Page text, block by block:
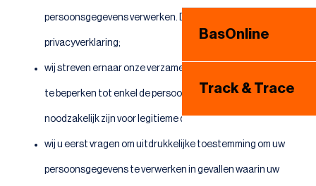
Internationaal
BasOnline
Track & Trace
persoonsgegevens verwerken. Dat doen wij via deze
privacyverklaring;
wij streven ernaar onze verzameling van persoonsgegevens
te beperken tot enkel de persoonsgegevens die
noodzakelijk zijn voor legitieme doeleinden;
wij u eerst vragen om uitdrukkelijke toestemming om uw
persoonsgegevens te verwerken in gevallen waarin uw